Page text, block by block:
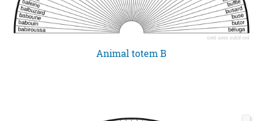
Animal totem B